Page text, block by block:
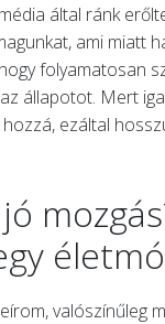
által ránk
ami miatt
folyamatosan
állapotot. Mert
ezáltal
valószínűleg